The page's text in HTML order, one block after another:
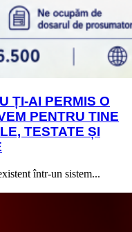
ȚI-AI PERMIS O
PENTRU TINE
TESTATE ȘI
într-un sistem...